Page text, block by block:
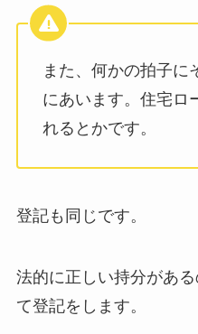
また、何かの拍子に
にあいます。住宅ロ
れるとかです。
登記も同じです。
法的に正しい持分があ
て登記をします。